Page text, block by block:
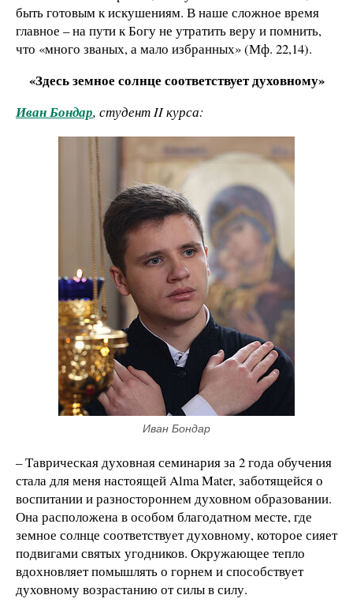
быть готовым к искушениям. В наше сложное время
главное – на пути к Богу не утратить веру и помнить,
что «много званых, а мало избранных» (Мф. 22,14).
«Здесь земное солнце соответствует духовному»
Иван Бондар, студент II курса:
Иван Бондар
– Таврическая духовная семинария за 2 года обучения
стала для меня настоящей Alma Mater, заботящейся о
воспитании и разностороннем духовном образовании.
Она расположена в особом благодатном месте, где
земное солнце соответствует духовному, которое сияет
подвигами святых угодников. Окружающее тепло
вдохновляет помышлять о горнем и способствует
духовному возрастанию от силы в силу.